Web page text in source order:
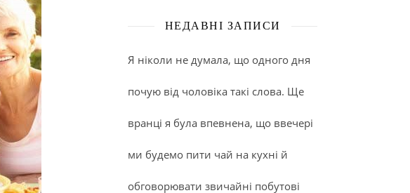
НЕДАВНІ ЗАПИСИ
Я ніколи не думала, що одного дня
почую від чоловіка такі слова. Ще
вранці я була впевнена, що ввечері
ми будемо пити чай на кухні й
обговорювати звичайні побутові